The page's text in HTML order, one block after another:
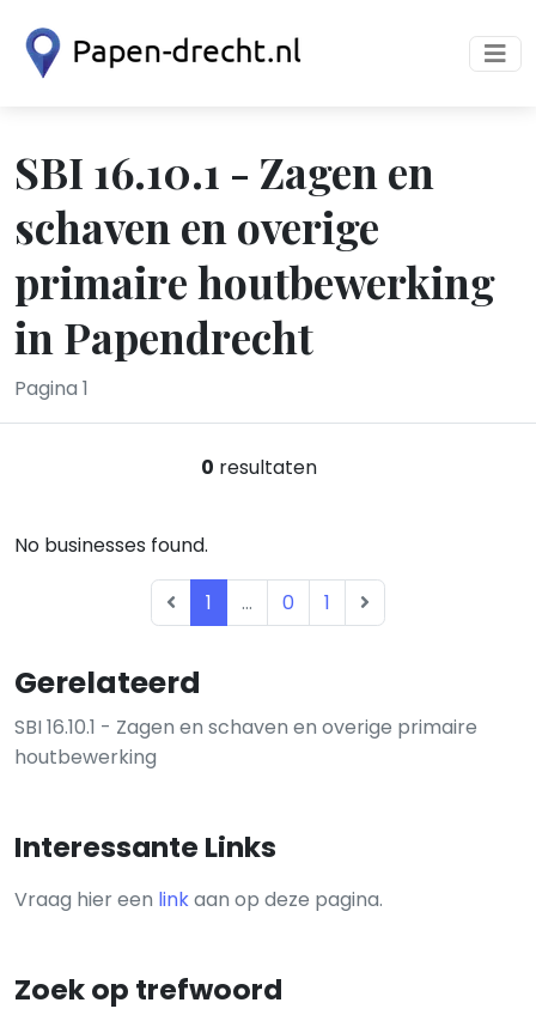
SBI 16.10.1 - Zagen en
schaven en overige
primaire houtbewerking
in Papendrecht
Pagina 1
Gerelateerd
SBI 16.10.1 - Zagen en schaven en overige primaire
houtbewerking
Interessante Links
Vraag hier een linkaan op deze pagina.
Zoek op trefwoord
0 resultaten
No businesses found.
1 ... 0 1